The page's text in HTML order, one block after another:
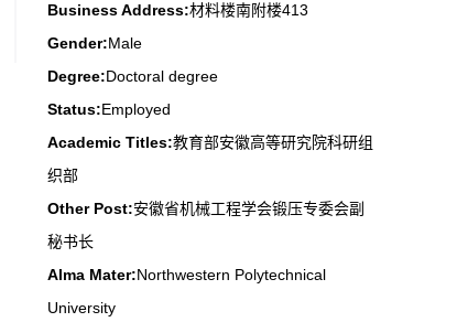
Business Address:材料楼南附楼413
Gender:Male
Degree:Doctoral degree
Status:Employed
Academic Titles:教育部安徽高等研究院科研组
织部
Other Post:安徽省机械工程学会锻压专委会副
秘书长
Alma Mater:Northwestern Polytechnical
University